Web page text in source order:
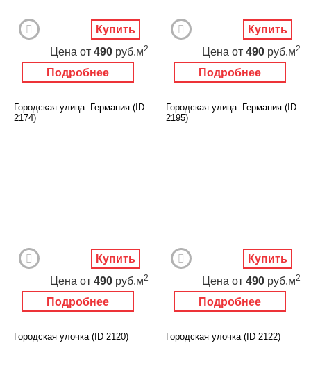
Подробнее
Цена от 490 руб.м2
Купить
Подробнее
Цена от 490 руб.м2
Купить
Городская улица. Германия (ID
2174)
Подробнее
Цена от 490 руб.м2
Купить
Городская улица. Германия (ID
2195)
Подробнее
Цена от 490 руб.м2
Купить
Городская улочка (ID 2120) Городская улочка (ID 2122)